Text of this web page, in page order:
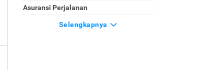
Asuransi Perjalanan
Selengkapnya